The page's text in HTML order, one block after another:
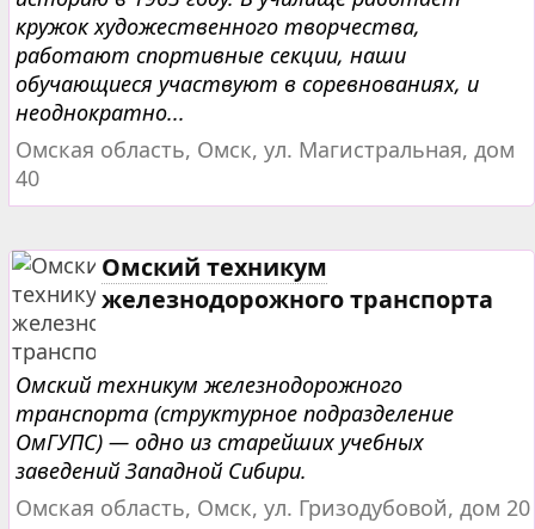
кружок художественного творчества,
работают спортивные секции, наши
обучающиеся участвуют в соревнованиях, и
неоднократно...
Омская область, Омск, ул. Магистральная, дом
40
Омский техникум
железнодорожного транспорта
Омский техникум железнодорожного
транспорта (структурное подразделение
ОмГУПС) — одно из старейших учебных
заведений Западной Сибири.
Омская область, Омск, ул. Гризодубовой, дом 20